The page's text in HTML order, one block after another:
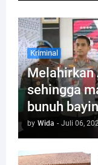
Kriminal
Melahirkan
sehingga
bunuh
by Wida - Juli 06,